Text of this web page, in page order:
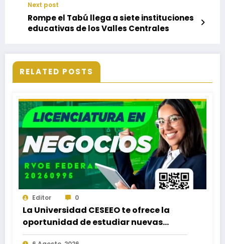
Next post
Rompe el Tabú llega a siete instituciones
educativas de los Valles Centrales
RELATED POSTS
Editor 0
La Universidad CESEEO te ofrece la
oportunidad de estudiar nuevas
Licenciaturas en los Campus Oaxaca,